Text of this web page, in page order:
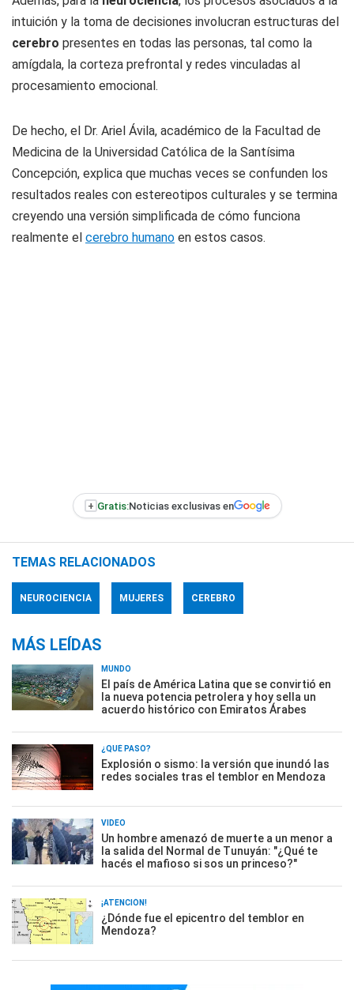
intuición y la toma de decisiones involucran estructuras del
cerebro presentes en todas las personas, tal como la
amígdala, la corteza prefrontal y redes vinculadas al
procesamiento emocional.
De hecho, el Dr. Ariel Ávila, académico de la Facultad de
Medicina de la Universidad Católica de la Santísima
Concepción, explica que muchas veces se confunden los
resultados reales con estereotipos culturales y se termina
creyendo una versión simplificada de cómo funciona
realmente el cerebro humano en estos casos.
+ Gratis:Noticias exclusivas en
TEMAS RELACIONADOS
NEUROCIENCIA MUJERES CEREBRO
MÁS LEÍDAS
MUNDO
El país de América Latina que se convirtió en
la nueva potencia petrolera y hoy sella un
acuerdo histórico con Emiratos Árabes
¿QUÉ PASÓ?
Explosión o sismo: la versión que inundó las
redes sociales tras el temblor en Mendoza
VIDEO
Un hombre amenazó de muerte a un menor a
la salida del Normal de Tunuyán: "¿Qué te
hacés el mafioso si sos un princeso?"
¡ATENCIÓN!
¿Dónde fue el epicentro del temblor en
Mendoza?